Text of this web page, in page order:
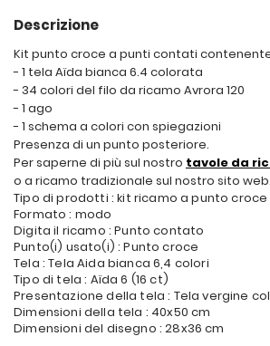
Descrizione
Kit punto croce a punti contati
- 1 tela Aïda bianca 6.4 colorata
- 34 colori del filo da ricamo Avrora 120
- 1 ago
- 1 schema a colori con spiegazioni
Presenza di un punto posteriore.
Per saperne di più sul nostro tavole da
o a ricamo tradizionale sul nostro sito web.
Tipo di prodotti : kit ricamo a punto croce
Formato : modo
Digita il ricamo : Punto contato
Punto(i) usato(i) : Punto croce
Tela : Tela Aida bianca 6,4 colori
Tipo di tela : Aïda 6 (16 ct)
Presentazione della tela : Tela vergine
Dimensioni della tela : 40x50 cm
Dimensioni del disegno : 28x36 cm